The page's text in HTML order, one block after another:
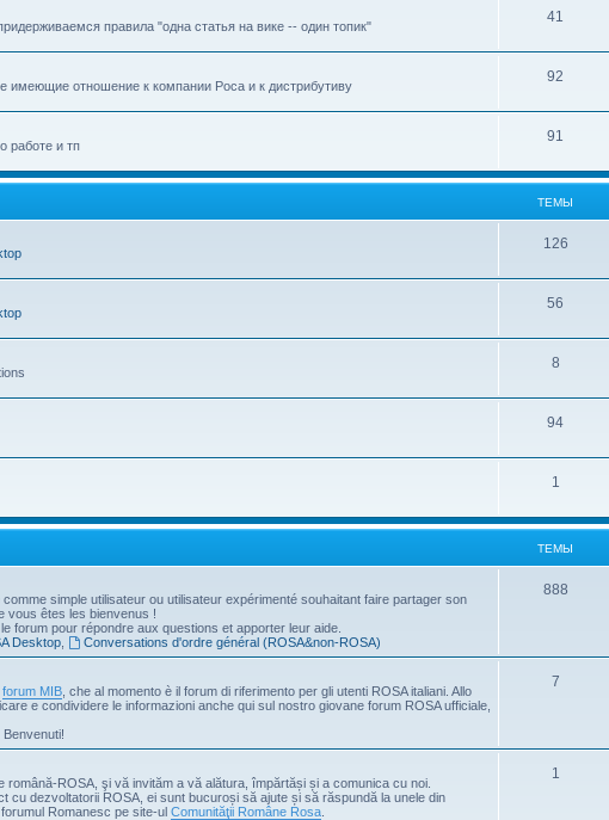
правила "одна статья на вике -- один топик"
41
имеющие отношение к компании Роса и к дистрибутиву
92
работе и тп
91
ТЕМЫ
126
56
8
94
1
ТЕМЫ
simple utilisateur ou utilisateur expérimenté souhaitant faire partager son
vous êtes les bienvenus !
forum pour répondre aux questions et apporter leur aide.
Desktop, Conversations d'ordre général (ROSA&non-ROSA)
888
forum MIB , che al momento è il forum di riferimento per gli utenti ROSA italiani. Allo
e condividere le informazioni anche qui sul nostro giovane forum ROSA ufficiale,
Benvenuti!
7
ROSA, şi vă invităm a vă alătura, împărtăși și a comunica cu noi.
cu dezvoltatorii ROSA, ei sunt bucuroși să ajute și să răspundă la unele din
Romanesc pe site-ul Comunităţii Române Rosa
1